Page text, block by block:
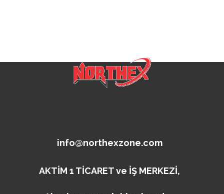
info@northexzone.com
AKTİM 1 TİCARET ve İŞ MERKEZİ,